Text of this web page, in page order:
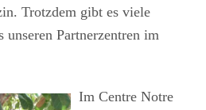
Trotzdem gibt es viele
Partnerzentren im
Im Centre Notre